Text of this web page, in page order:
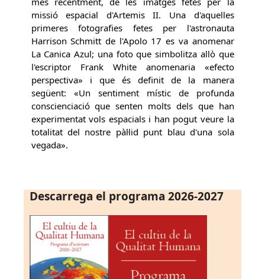
missió espacial d'Artemis II. Una d'aquelles
primeres fotografies fetes per l'astronauta
Harrison Schmitt de l'Apolo 17 es va anomenar
La Canica Azul; una foto que simbolitza allò que
l'escriptor Frank White anomenaria «efecto
perspectiva» i que és definit de la manera
següent: «Un sentiment místic de profunda
conscienciació que senten molts dels que han
experimentat vols espacials i han pogut veure la
totalitat del nostre pàl·lid punt blau d'una sola
vegada».
Descarrega el programa 2026-2027